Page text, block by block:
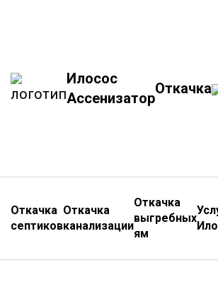
Илосос
Ассенизатор
Откачка
Откачка
септиков
Откачка
канализации
Откачка
выгребных
ям